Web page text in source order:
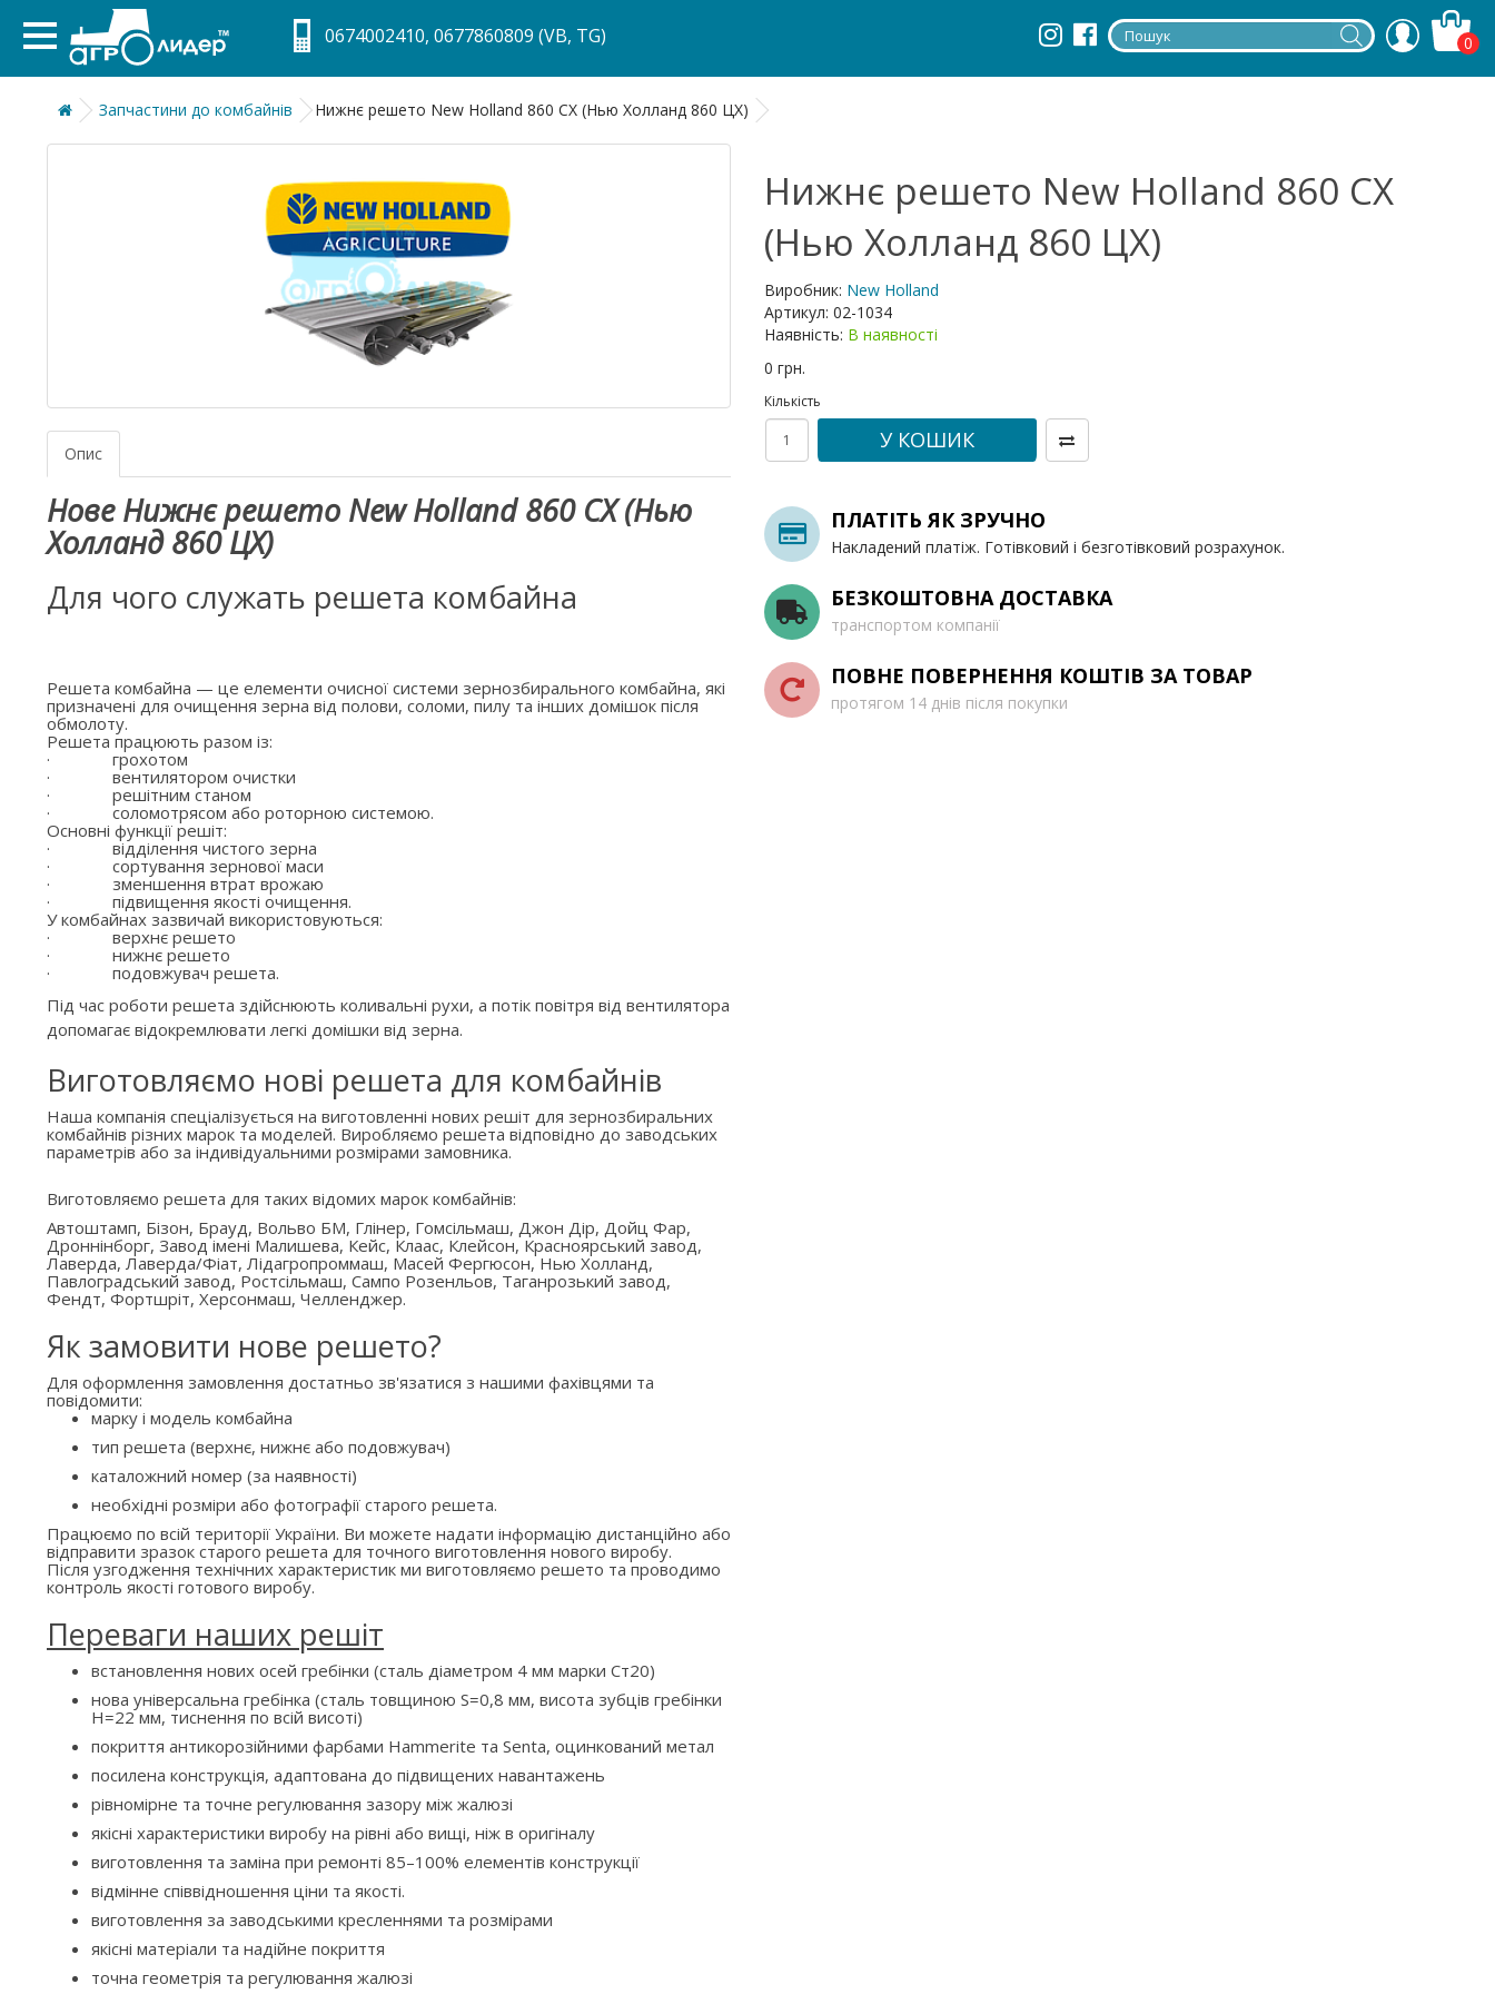
0674002410, 0677860809 (VB, TG) 0
Запчастини до комбайнів Нижнє решето New Holland 860 CX (Нью Холланд 860 ЦХ)
Опис
Нове Нижнє решето New Holland 860 CX (Нью
Холланд 860 ЦХ)
Для чого служать решета комбайна
Решета комбайна — це елементи очисної системи зернозбирального комбайна, які
призначені для очищення зерна від полови, соломи, пилу та інших домішок після
обмолоту.
Решета працюють разом із:
·
грохотом
·
вентилятором очистки
·
решітним станом
·
соломотрясом або роторною системою.
Основні функції решіт:
·
відділення чистого зерна
·
сортування зернової маси
·
зменшення втрат врожаю
·
підвищення якості очищення.
У комбайнах зазвичай використовуються:
·
верхнє решето
·
нижнє решето
·
подовжувач решета.
Під час роботи решета здійснюють коливальні рухи, а потік повітря від вентилятора
допомагає відокремлювати легкі домішки від зерна.
Виготовляємо нові решета для комбайнів
Наша компанія спеціалізується на виготовленні нових решіт для зернозбиральних
комбайнів різних марок та моделей. Виробляємо решета відповідно до заводських
параметрів або за індивідуальними розмірами замовника.
Виготовляємо решета для таких відомих марок комбайнів:
Автоштамп, Бізон, Брауд, Вольво БМ, Глінер, Гомсільмаш, Джон Дір, Дойц Фар,
Дроннінборг, Завод імені Малишева, Кейс, Клаас, Клейсон, Красноярський завод,
Лаверда, Лаверда/Фіат, Лідагропроммаш, Масей Фергюсон, Нью Холланд,
Павлоградський завод, Ростсільмаш, Сампо Розенльов, Таганрозький завод,
Фендт, Фортшріт, Херсонмаш, Челленджер.
Як замовити нове решето?
Для оформлення замовлення достатньо зв'язатися з нашими фахівцями та
повідомити:
марку і модель комбайна
тип решета (верхнє, нижнє або подовжувач)
каталожний номер (за наявності)
необхідні розміри або фотографії старого решета.
Працюємо по всій території України. Ви можете надати інформацію дистанційно або
відправити зразок старого решета для точного виготовлення нового виробу.
Після узгодження технічних характеристик ми виготовляємо решето та проводимо
контроль якості готового виробу.
Переваги наших решіт
встановлення нових осей гребінки (сталь діаметром 4 мм марки Ст20)
нова універсальна гребінка (сталь товщиною S=0,8 мм, висота зубців гребінки
H=22 мм, тиснення по всій висоті)
покриття антикорозійними фарбами Hammerite та Senta, оцинкований метал
посилена конструкція, адаптована до підвищених навантажень
рівномірне та точне регулювання зазору між жалюзі
якісні характеристики виробу на рівні або вищі, ніж в оригіналу
виготовлення та заміна при ремонті 85–100% елементів конструкції
відмінне співвідношення ціни та якості.
виготовлення за заводськими кресленнями та розмірами
якісні матеріали та надійне покриття
точна геометрія та регулювання жалюзі
Нижнє решето New Holland 860 CX
(Нью Холланд 860 ЦХ)
Виробник: New Holland
Артикул: 02-1034
Наявність: В наявності
0 грн.
Кількість
У КОШИК
ПЛАТІТЬ ЯК ЗРУЧНО
Накладений платіж. Готівковий і безготівковий розрахунок.
БЕЗКОШТОВНА ДОСТАВКА
транспортом компанії
ПОВНЕ ПОВЕРНЕННЯ КОШТІВ ЗА ТОВАР
протягом 14 днів після покупки